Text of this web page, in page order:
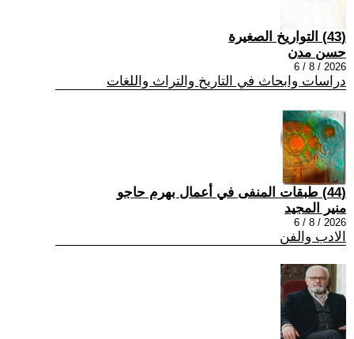
(43) التواريخ الصغيرة
حسن مدن
2026 / 8 / 6
دراسات وابحاث في التاريخ والتراث واللغات
(44) طبقات المنفى في أعمال بهرم حاجو
منير المجيد
2026 / 8 / 6
الادب والفن